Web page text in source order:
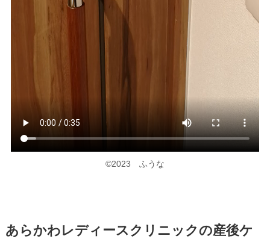
©2023 ふうな
あらかわレディースクリニックの産後ケ